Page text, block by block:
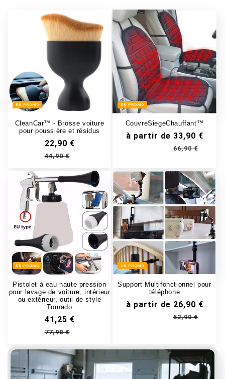
EN PROMO
CleanCar™ - Brosse voiture
pour poussière et résidus
44,90 €
22,90 €
EN PROMO
CouvreSiegeChauffant™
66,90 €
à partir de 33,90 €
EN PROMO
Pistolet à eau haute pression
pour lavage de voiture, intérieur
ou extérieur, outil de style
Tornado
77,98 €
41,25 €
EN PROMO
Support Multifonctionnel pour
téléphone
52,90 €
à partir de 26,90 €